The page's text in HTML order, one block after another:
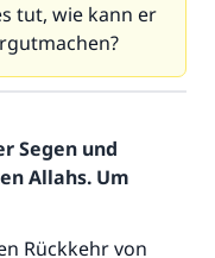
tut, wie kann er
Segen und
Allahs. Um
Rückkehr von